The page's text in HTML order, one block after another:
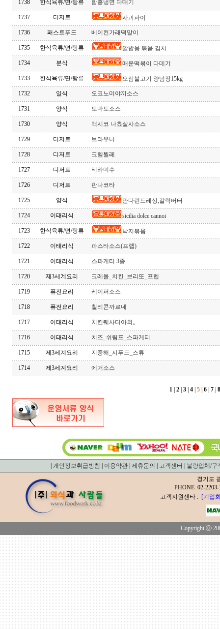
1738 한식육류/면/탕류 함흥냉면 다대기
1737 디저트 사과파이
1736 패스트푸드 베이컨가래떡말이
1735 한식육류/면/탕류 알밥용 볶음 김치
1734 분식 매운떡볶이 다데기
1733 한식육류/면/탕류 오삼불고기 양념장15kg
1732 일식 오코노미야끼소스
1731 양식 토마토소스
1730 양식 맥시코 나쵸살사소스
1729 디저트 브라우니
1728 디저트 크렘뷜레
1727 디저트 티라미수
1726 디저트 판나코타
1725 양식 만다린드레싱,갈릭버터
1724 이태리식 sicilia dolce cannoi
1723 한식육류/면/탕류 낙지볶음
1722 이태리식 파스타소스(프렙)
1721 이태리식 스파게티 3종
1720 제3세계요리 크레올_치킨_브리또_프렙
1719 퓨전요리 케이퍼소스
1718 퓨전요리 칠리콘까르네
1717 이태리식 치킨퀘사디아외,,
1716 이태리식 치즈_쉬림프_스파게티
1715 제3세계요리 지중해_시푸드_스튜
1714 제3세계요리 에거소스
1| 2| 3| 4| 5| 6| 7| 8
개인정보취급방침 이용약관 제휴문의 고객센터
불량업체/구
경기도
PHONE. 02-
고객지원센타 : [기업
Copyright ⓒ